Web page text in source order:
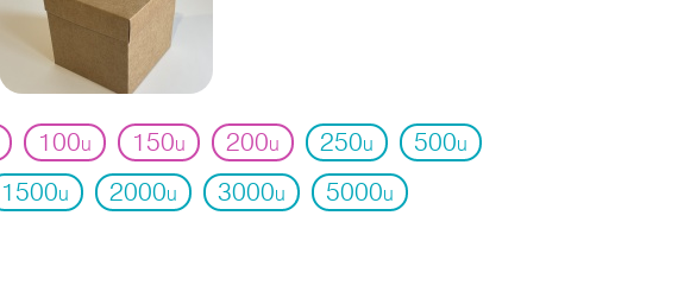
100u 150u 200u 250u 500u
1500u 2000u 3000u 5000u